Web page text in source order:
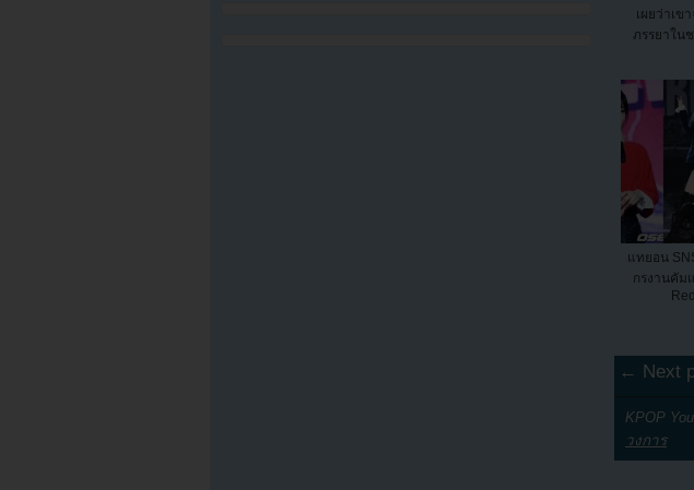
เผยว่าเข
ภรรยาใน
แทยอน
กรงานคัม
← Next
KPOP
วงการ